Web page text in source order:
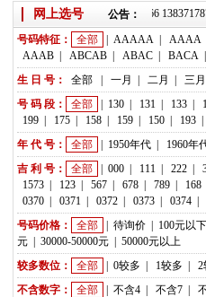
网上选号 公告：
靓号推荐：18236933666
号码特征： 全部 AAAAA AAAA
AAAB
ABCAB ABAC BACA
生 日 号：
全部 一月 二月 三月
号 码 段：
全部 130 131 133
199
175 158 159 150 193
年 代 号：
全部 1950年代 1960年
吉 利 号：
全部 000 111 222
1573
123 567 678 789 168
0370
0371 0372 0373 0374
号码价格：
全部 待询价 100元以下
元
30000-50000元
50000元以上
较多数位：
全部 0较多 1较多 2
不含数字：
全部 不含4 不含7